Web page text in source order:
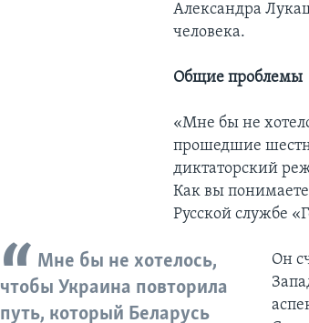
Александра
человека.
Общие проблемы
«Мне бы не
прошедшие
диктаторский
Как вы
Русской службе
Мне бы не хотелось,
чтобы Украина повторила
путь, который Беларусь
Он